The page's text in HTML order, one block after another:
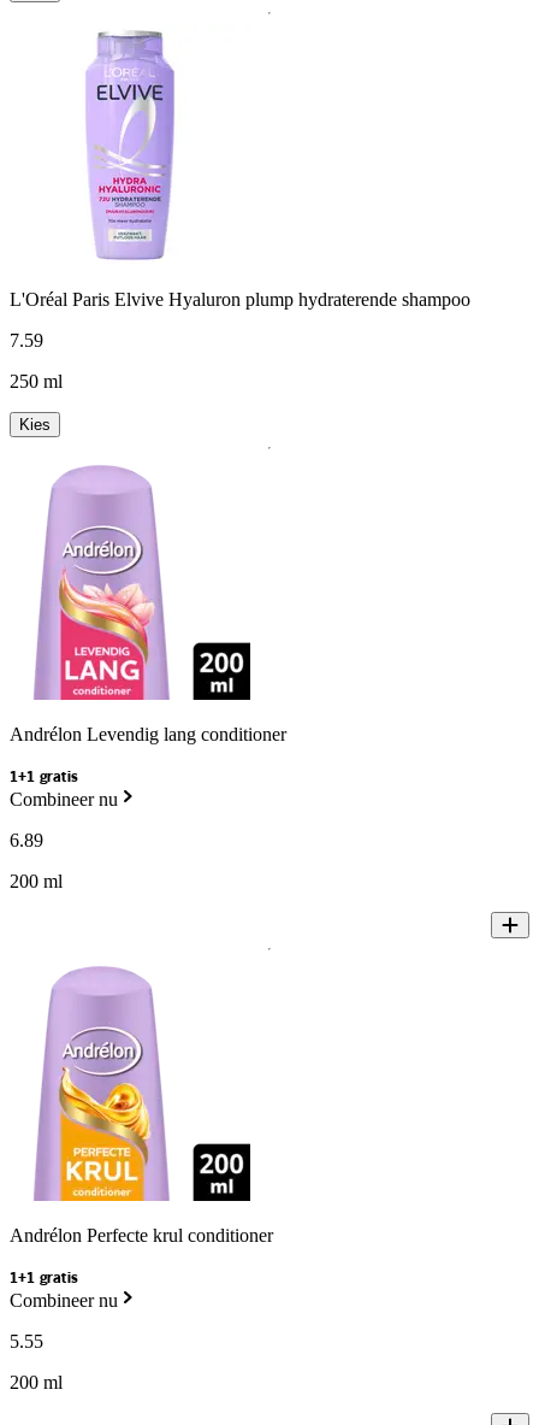
L'Oréal Paris Elvive Hyaluron plump hydraterende shampoo
7.59
250 ml
Kies
Andrélon Levendig lang conditioner
1+1 gratis
Combineer nu
6.89
200 ml
Andrélon Perfecte krul conditioner
1+1 gratis
Combineer nu
5.55
200 ml